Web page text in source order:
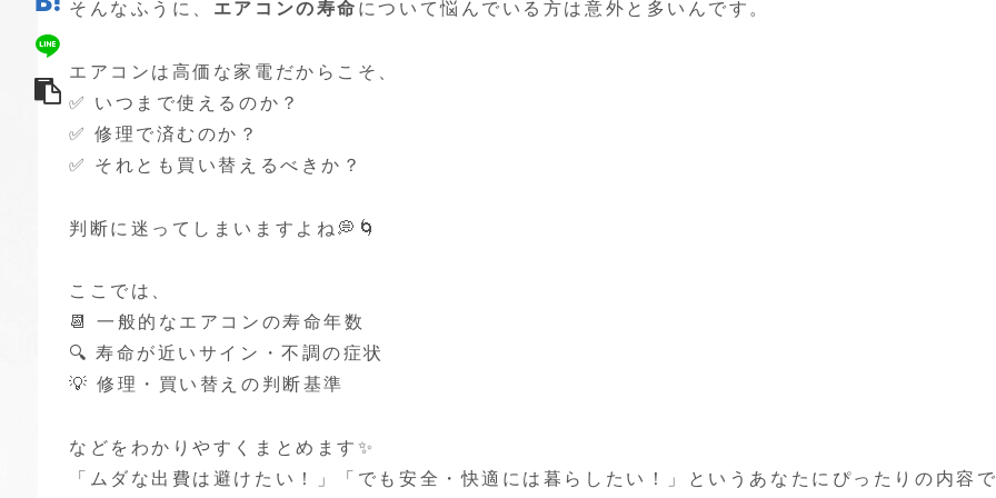
そんなふうに、 エアコンの寿命 について悩んでいる方は意外と多いんです。
エアコンは高価な家電だからこそ、
✅ いつまで使えるのか？
✅ 修理で済むのか？
✅ それとも買い替えるべきか？
判断に迷ってしまいますよね💭🌀
ここでは、
📆 一般的なエアコンの寿命年数
🔍 寿命が近いサイン・不調の症状
💡 修理・買い替えの判断基準
などをわかりやすくまとめます✨
「ムダな出費は避けたい！」「でも安全・快適には暮らしたい！」というあなたにぴったりの内容